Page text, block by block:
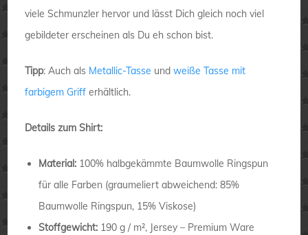
viele Schmunzler hervor und lässt Dich gleich noch viel
gebildeter erscheinen als Du eh schon bist.
Tipp: Auch als Metallic-Tasse undweiße Tasse mit
farbigem Griff erhältlich.
Details zum Shirt:
Material: 100% halbgekämmte Baumwolle Ringspun
für alle Farben (graumeliert abweichend: 85%
Baumwolle Ringspun, 15% Viskose)
Stoffgewicht: 190 g / m², Jersey – Premium Ware